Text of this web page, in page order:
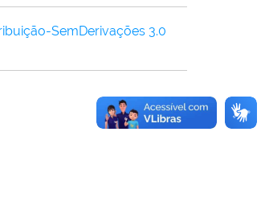
SemDerivações 3.0